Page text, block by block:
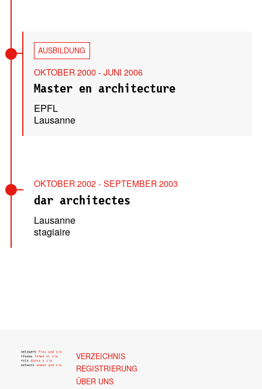
AUSBILDUNG
OKTOBER 2000 - JUNI 2006
Master en architecture
EPFL
Lausanne
OKTOBER 2002 - SEPTEMBER 2003
dar architectes
Lausanne
stagiaire
VERZEICHNIS
REGISTRIERUNG
ÜBER UNS